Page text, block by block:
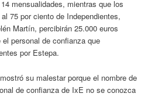
mensualidades, mientras que los
75 por ciento de Independientes,
Martín, percibirán 25.000 euros
personal de confianza que
por Estepa.
su malestar porque el nombre de
de confianza de IxE no se conozca